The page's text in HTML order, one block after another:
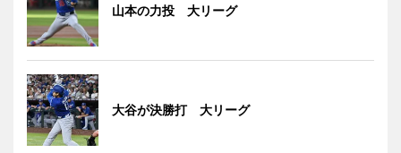
山本の力投 大リーグ
大谷が決勝打 大リーグ